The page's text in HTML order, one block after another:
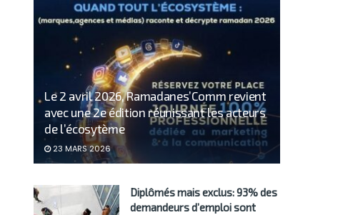
Le 2 avril 2026, Ramadanes’Comm revient
avec une 2e édition réunissant les acteurs
de l’écosytème
23 MARS 2026
Diplômés mais exclus: 93% des
demandeurs d’emploi sont